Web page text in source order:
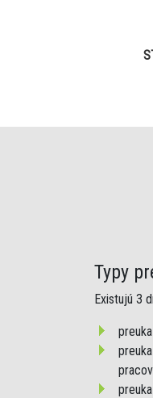
Typy
Existujú 3